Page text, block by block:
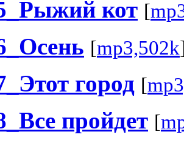
кот [
[mp3,502k
город [
пройдет [